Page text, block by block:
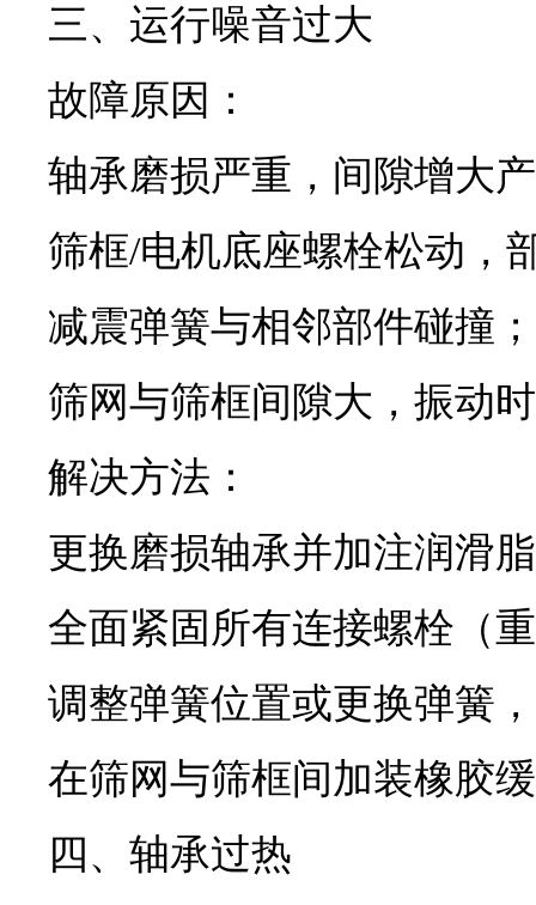
三、运行噪音过大
故障原因：
轴承磨损严重，间隙增大
筛框/电机底座螺栓松动，
减震弹簧与相邻部件碰撞；
筛网与筛框间隙大，振动
解决方法：
更换磨损轴承并加注润滑
全面紧固所有连接螺栓（
调整弹簧位置或更换弹簧
在筛网与筛框间加装橡胶
四、轴承过热